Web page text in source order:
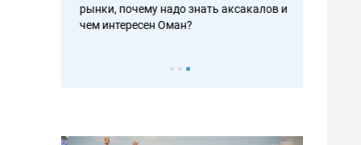
рынки, почему надо знать аксакалов и
чем интересен Оман?